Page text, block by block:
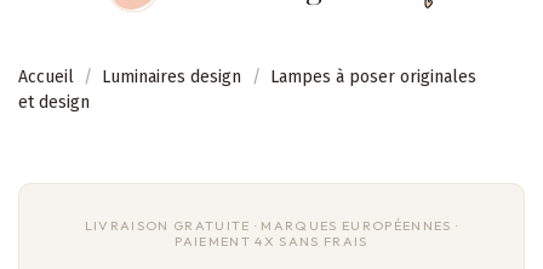
Accueil Luminaires design
Lampes à poser originales
et design